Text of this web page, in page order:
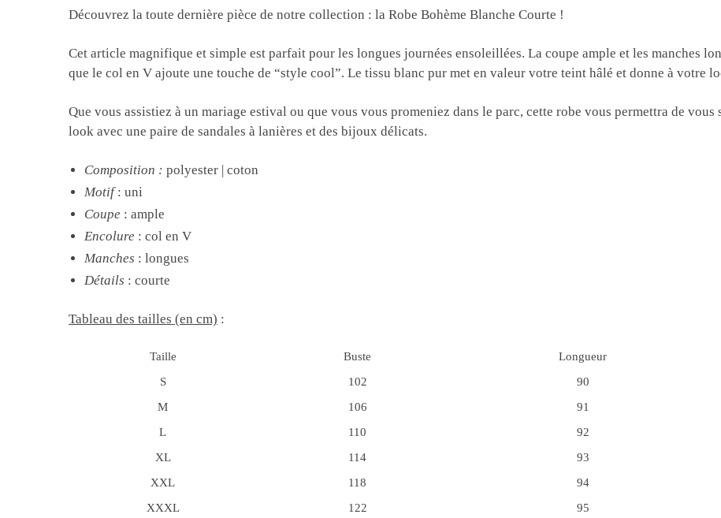
Découvrez la toute dernière pièce de notre collection : la Robe Bohème Blanche Courte !
Cet article magnifique et simple est parfait pour les longues journées ensoleillées. La coupe ample et les manches
que le col en V ajoute une touche de “style cool”. Le tissu blanc pur met en valeur votre teint hâlé et donne à votre
Que vous assistiez à un mariage estival ou que vous vous promeniez dans le parc, cette robe vous permettra de
look avec une paire de sandales à lanières et des bijoux délicats.
Composition :polyester | coton
Motif: uni
Coupe : ample
Encolure : col en V
Manches : longues
Détails : courte
Tableau des tailles (en cm) :
Taille Buste Longueur
S
102 90
M
106 91
L
110 92
XL
114 93
XXL
118 94
XXXL
122 95